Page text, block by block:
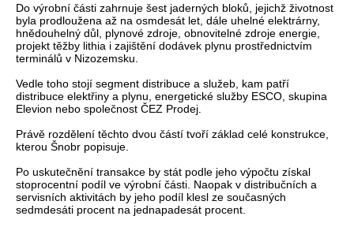
Do výrobní části zahrnuje šest jaderných bloků, jejichž životnost
byla prodloužena až na osmdesát let, dále uhelné elektrárny,
hnědouhelný důl, plynové zdroje, obnovitelné zdroje energie,
projekt těžby lithia i zajištění dodávek plynu prostřednictvím
terminálů v Nizozemsku.
Vedle toho stojí segment distribuce a služeb, kam patří
distribuce elektřiny a plynu, energetické služby ESCO, skupina
Elevion nebo společnost ČEZ Prodej.
Právě rozdělení těchto dvou částí tvoří základ celé konstrukce,
kterou Šnobr popisuje.
Po uskutečnění transakce by stát podle jeho výpočtu získal
stoprocentní podíl ve výrobní části. Naopak v distribučních a
servisních aktivitách by jeho podíl klesl ze současných
sedmdesáti procent na jednapadesát procent.